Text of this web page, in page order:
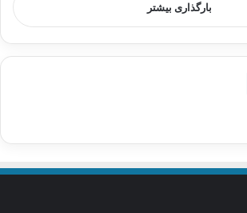
بارگذاری بیشتر